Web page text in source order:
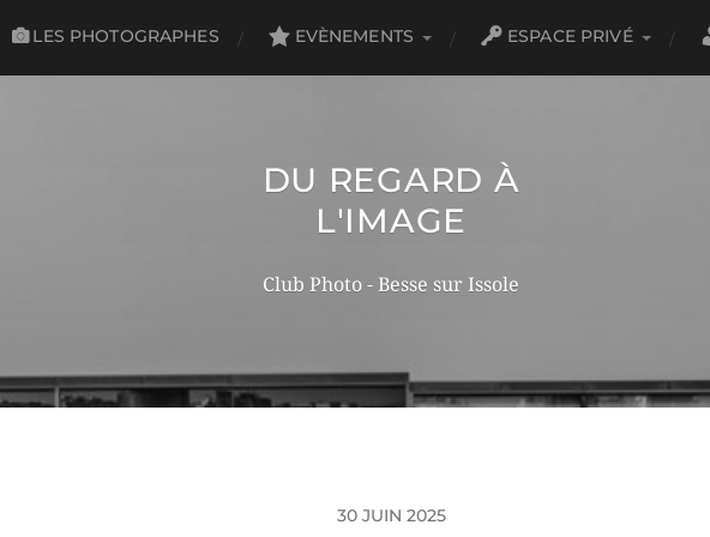
LES PHOTOGRAPHES EVÈNEMENTS ESPACE PRIVÉ
DU REGARD À
L'IMAGE
Club Photo - Besse sur Issole
30 JUIN 2025